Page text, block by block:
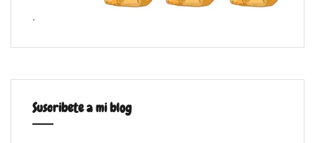
.
Suscribete a mi blog